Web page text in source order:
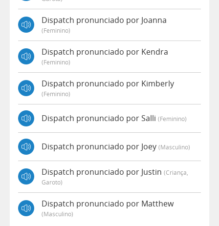
Dispatch pronunciado por Joanna
(feminino)
Dispatch pronunciado por Kendra
(feminino)
Dispatch pronunciado por Kimberly
(feminino)
Dispatch pronunciado por Salli (feminino)
Dispatch pronunciado por Joey (masculino)
Dispatch pronunciado por Justin (criança,
Garoto)
Dispatch pronunciado por Matthew
(masculino)